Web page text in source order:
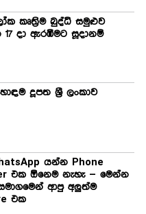
කෘත්‍රිම බුද්ධි සමුළුව
17 දා ඇරඹීමට සූදානම්
දූපත ශ්‍රී ලංකාව
යන්න Phone
එක ඕනෙම නැහැ – මෙන්න
ආපු අලුත්ම
එක